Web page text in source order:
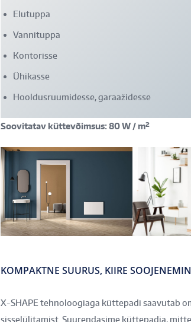
Elutuppa
Vannituppa
Kontorisse
Ühikasse
Hooldusruumidesse, garaažidesse
Soovitatav küttevõimsus: 80 W / m²
KOMPAKTNE SUURUS, KIIRE
X-SHAPE tehnoloogiaga küttepadi saavutab
sisselülitamist. Suurendasime küttepadja,